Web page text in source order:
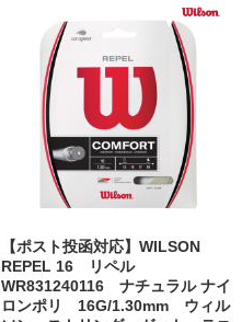
【ポスト投函対応】WILSON
REPEL 16 リペル
WR831240116 ナチュラル ナイ
ロンポリ 16G/1.30mm ウィル